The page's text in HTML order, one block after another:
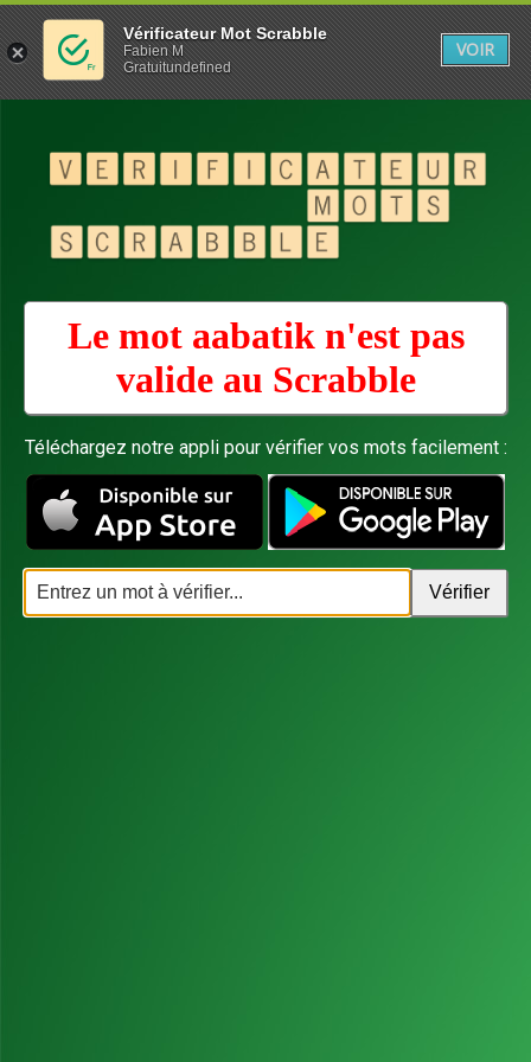
Le mot aabatik n'est pas
valide au Scrabble
Téléchargez notre appli pour vérifier vos mots facilement :
Vérificateur Mot Scrabble
Fabien M
Gratuitundefined
VOIR